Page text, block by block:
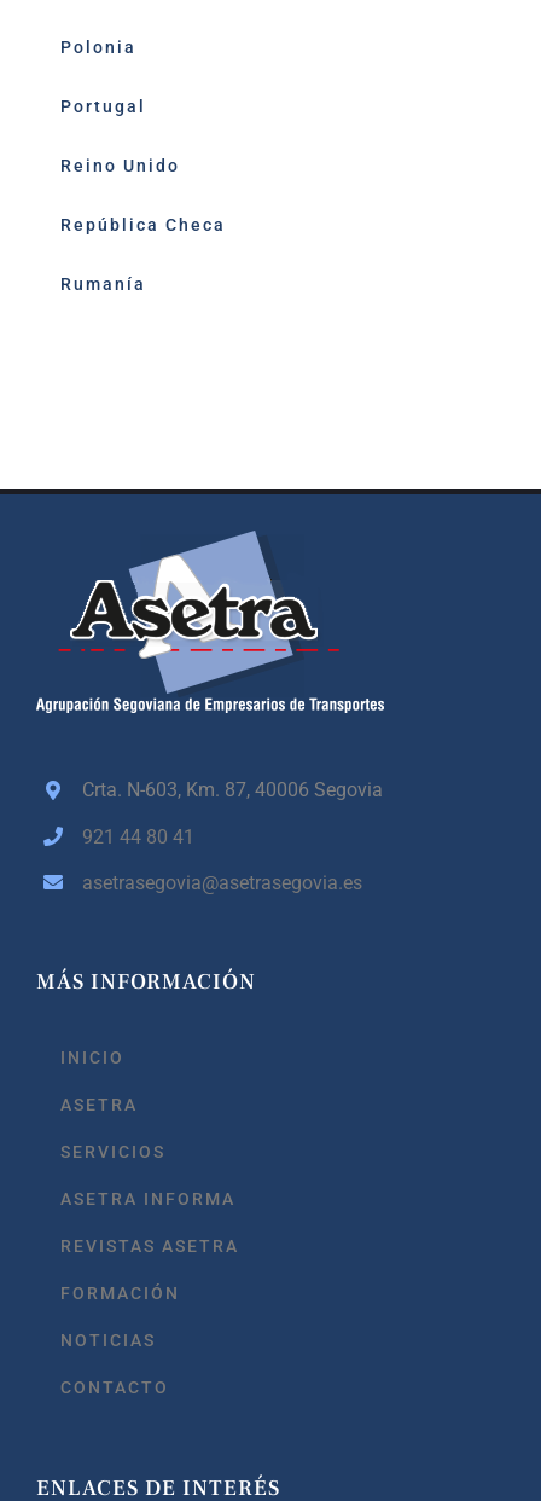
Polonia
Portugal
Reino Unido
República Checa
Rumanía
Crta. N-603, Km. 87,40006 Segovia
921 44 80 41
asetrasegovia@asetrasegovia.es
MÁS INFORMACIÓN
INICIO
ASETRA
SERVICIOS
ASETRA INFORMA
REVISTAS ASETRA
FORMACIÓN
NOTICIAS
CONTACTO
ENLACES DE INTERÉS